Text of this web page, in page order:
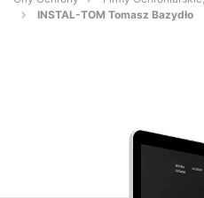
INSTAL-TOM Tomasz Bazydło